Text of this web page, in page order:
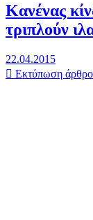
Κανένας
τριπλούν
22.04.2015
Εκτύπωση